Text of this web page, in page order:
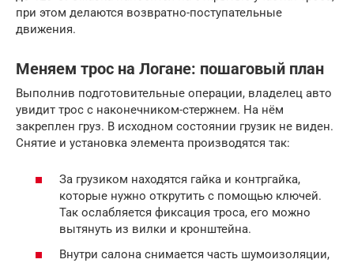
при этом делаются возвратно-поступательные
движения.
Меняем трос на Логане: пошаговый план
Выполнив подготовительные операции, владелец авто
увидит трос с наконечником-стержнем. На нём
закреплен груз. В исходном состоянии грузик не виден.
Снятие и установка элемента производятся так:
За грузиком находятся гайка и контргайка,
которые нужно открутить с помощью ключей.
Так ослабляется фиксация троса, его можно
вытянуть из вилки и кронштейна.
Внутри салона снимается часть шумоизоляции,